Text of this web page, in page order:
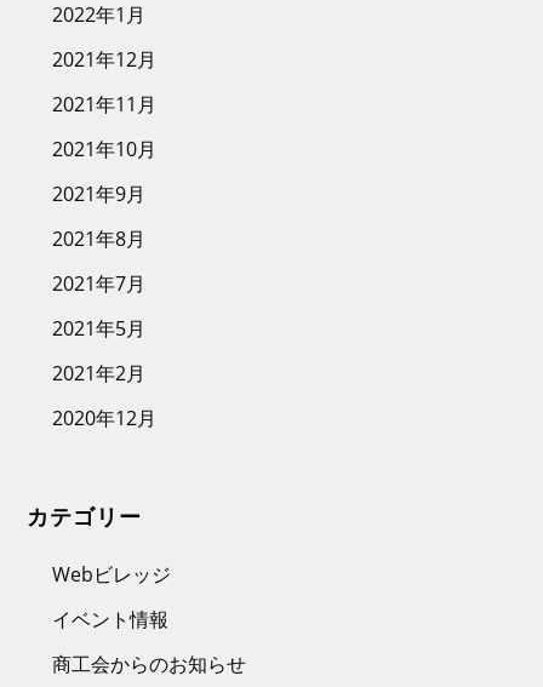
2022年1月
2021年12月
2021年11月
2021年10月
2021年9月
2021年8月
2021年7月
2021年5月
2021年2月
2020年12月
カテゴリー
Webビレッジ
イベント情報
商工会からのお知らせ